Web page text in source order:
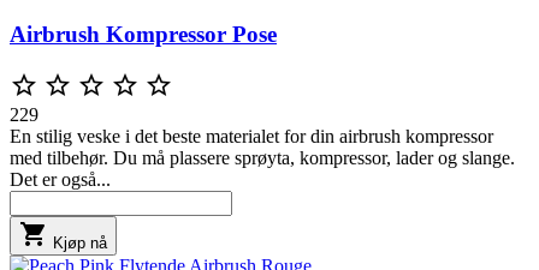
Airbrush Kompressor Pose
    
229
En stilig veske i det beste materialet for din airbrush kompressor
med tilbehør. Du må plassere sprøyta, kompressor, lader og slange.
Det er også...
 Kjøp nå